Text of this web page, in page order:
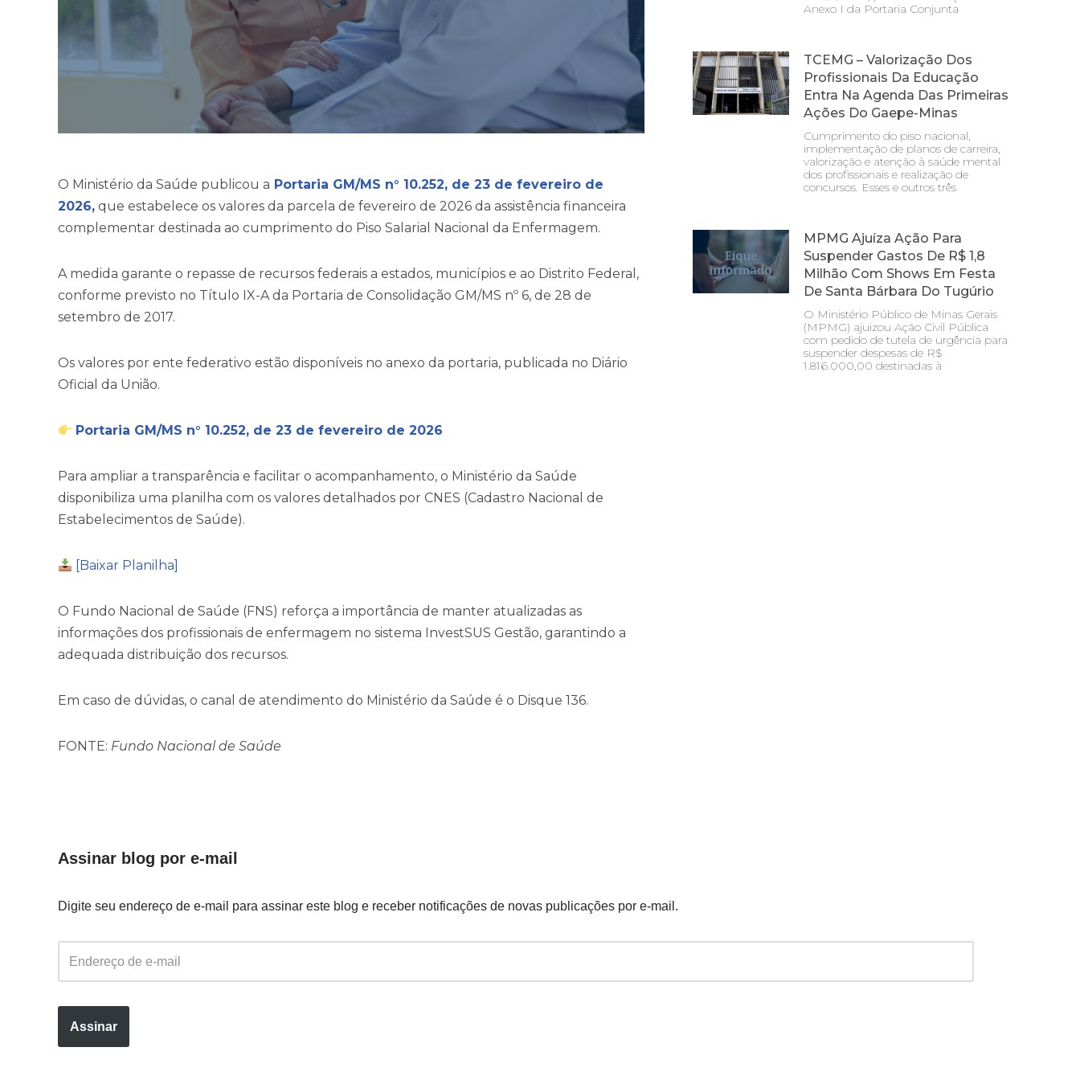
O Ministério da Saúde publicou a Portaria GM/MS n° 10.252, de 23 de fevereiro de
2026, que estabelece os valores da parcela de fevereiro de 2026 da assistência financeira
complementar destinada ao cumprimento do Piso Salarial Nacional da Enfermagem.
A medida garante o repasse de recursos federais a estados, municípios e ao Distrito Federal,
conforme previsto no Título IX-A da Portaria de Consolidação GM/MS nº 6, de 28 de
setembro de 2017.
Os valores por ente federativo estão disponíveis no anexo da portaria, publicada no Diário
Oficial da União.
Portaria GM/MS n° 10.252, de 23 de fevereiro de 2026
Para ampliar a transparência e facilitar o acompanhamento, o Ministério da Saúde
disponibiliza uma planilha com os valores detalhados por CNES (Cadastro Nacional de
Estabelecimentos de Saúde).
[Baixar Planilha]
O Fundo Nacional de Saúde (FNS) reforça a importância de manter atualizadas as
informações dos profissionais de enfermagem no sistema InvestSUS Gestão, garantindo a
adequada distribuição dos recursos.
Em caso de dúvidas, o canal de atendimento do Ministério da Saúde é o Disque 136.
FONTE: Fundo Nacional de Saúde
Anexo I da Portaria Conjunta
TCEMG – Valorização Dos
Profissionais Da Educação
Entra Na Agenda Das Primeiras
Ações Do Gaepe-Minas
Cumprimento do piso nacional,
implementação de planos de carreira,
valorização e atenção à saúde mental
dos profissionais e realização de
concursos. Esses e outros três
MPMG Ajuíza Ação Para
Suspender Gastos De R$ 1,8
Milhão Com Shows Em Festa
De Santa Bárbara Do Tugúrio
O Ministério Público de Minas Gerais
(MPMG) ajuizou Ação Civil Pública
com pedido de tutela de urgência para
suspender despesas de R$
1.816.000,00 destinadas à
Assinar blog por e-mail
Digite seu endereço de e-mail para assinar este blog e receber notificações de novas publicações por e-mail.
Assinar